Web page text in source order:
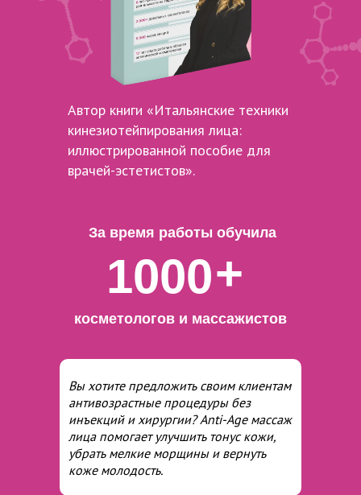
Автор книги «Итальянские техники
кинезиотейпирования лица:
иллюстрированной пособие для
врачей-эстетистов».
1000+
косметологов и массажистов
За время работы обучила
Вы хотите предложить своим клиентам
антивозрастные процедуры без
инъекций и хирургии? Anti-Age массаж
лица помогает улучшить тонус кожи,
убрать мелкие морщины и вернуть
коже молодость.